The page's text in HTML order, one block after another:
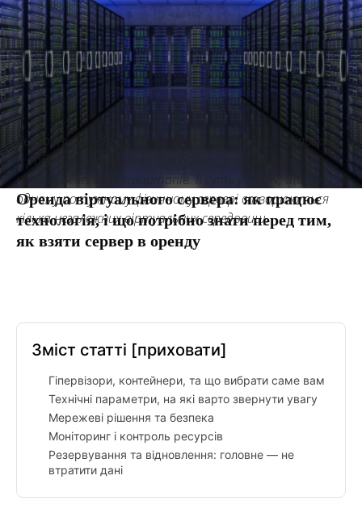
Оренда віртуального сервера: як працює
технологія, і що потрібно знати перед тим,
як взяти сервер в оренду
Сьогодні оренда віртуального сервера — це не розкіш,
а робочий інструмент для бізнесу, розробників і
навіть невеликих стартапів. Її суть у тому, що на
одному потужному фізичному сервері створюються
кілька незалежних віртуальних середовищ.
Зміст статті [приховати]
Гіпервізори, контейнери, та що вибрати саме вам
Технічні параметри, на які варто звернути увагу
Мережеві рішення та безпека
Моніторинг і контроль ресурсів
Резервування та відновлення: головне — не
втратити дані